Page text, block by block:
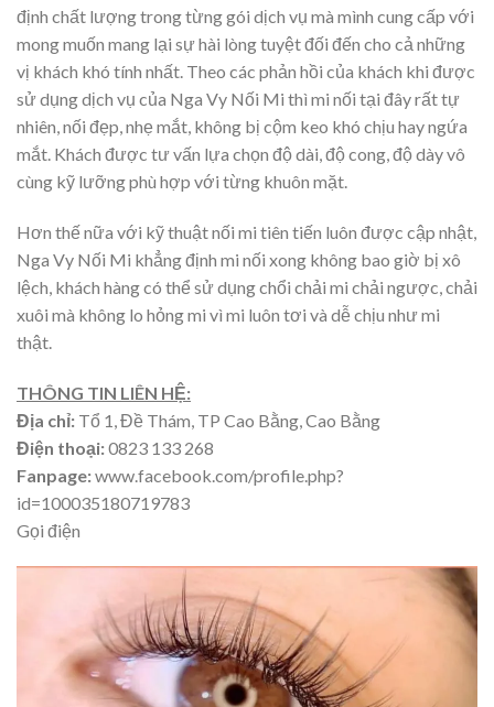
định chất lượng trong từng gói dịch vụ mà mình cung cấp với
mong muốn mang lại sự hài lòng tuyệt đối đến cho cả những
vị khách khó tính nhất. Theo các phản hồi của khách khi được
sử dụng dịch vụ của Nga Vy Nối Mi thì mi nối tại đây rất tự
nhiên, nối đẹp, nhẹ mắt, không bị cộm keo khó chịu hay ngứa
mắt. Khách được tư vấn lựa chọn độ dài, độ cong, độ dày vô
cùng kỹ lưỡng phù hợp với từng khuôn mặt.
Hơn thế nữa với kỹ thuật nối mi tiên tiến luôn được cập nhật,
Nga Vy Nối Mi khẳng định mi nối xong không bao giờ bị xô
lệch, khách hàng có thể sử dụng chổi chải mi chải ngược, chải
xuôi mà không lo hỏng mi vì mi luôn tơi và dễ chịu như mi
thật.
THÔNG TIN LIÊN HỆ:
Địa chỉ: Tổ 1, Đề Thám, TP Cao Bằng, Cao Bằng
Điện thoại:0823 133 268
Fanpage:www.facebook.com/profile.php?
id=100035180719783
Gọi điện